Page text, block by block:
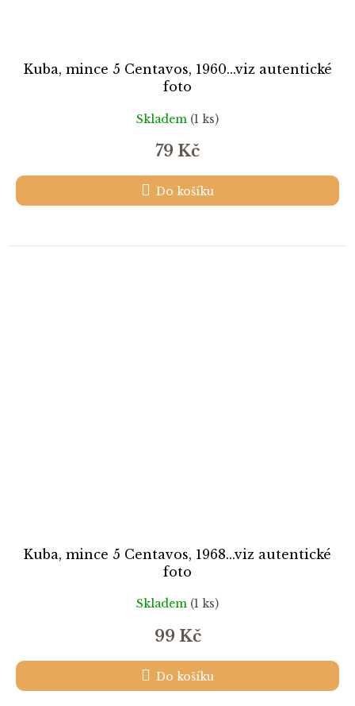
Kuba, mince 5 Centavos, 1960...viz autentické
foto
Skladem (1 ks)
79 Kč
Do košíku
Kuba, mince 5 Centavos, 1968...viz autentické
foto
Skladem (1 ks)
99 Kč
Do košíku